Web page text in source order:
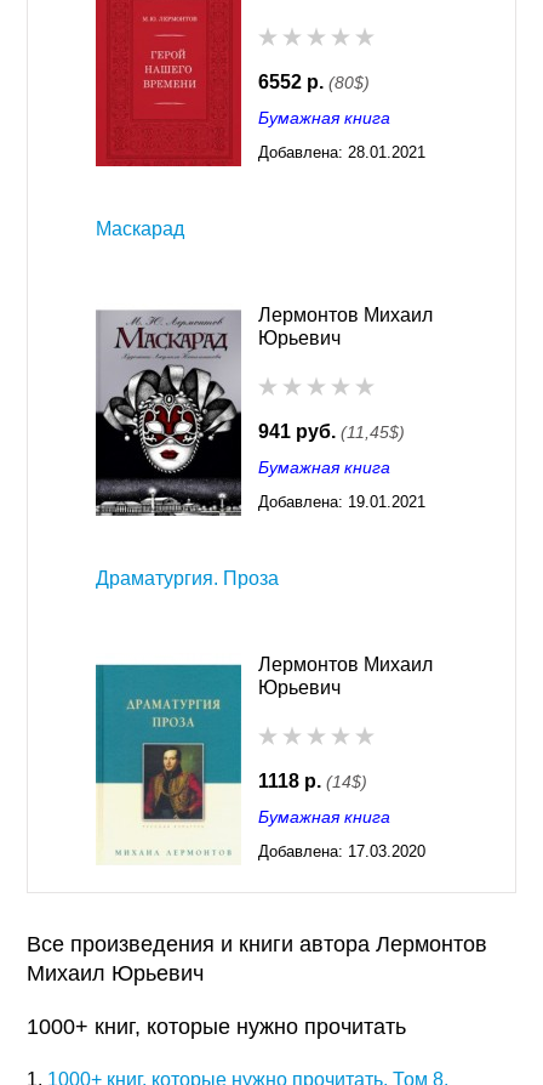
6552 р. (80$)
Бумажная книга
Добавлена: 28.01.2021
Маскарад
Лермонтов Михаил
Юрьевич
941 руб. (11,45$)
Бумажная книга
Добавлена: 19.01.2021
Драматургия. Проза
Лермонтов Михаил
Юрьевич
1118 р. (14$)
Бумажная книга
Добавлена: 17.03.2020
Все произведения и книги автора Лермонтов
Михаил Юрьевич
1000+ книг, которые нужно прочитать
1. 1000+ книг, которые нужно прочитать. Том 8.